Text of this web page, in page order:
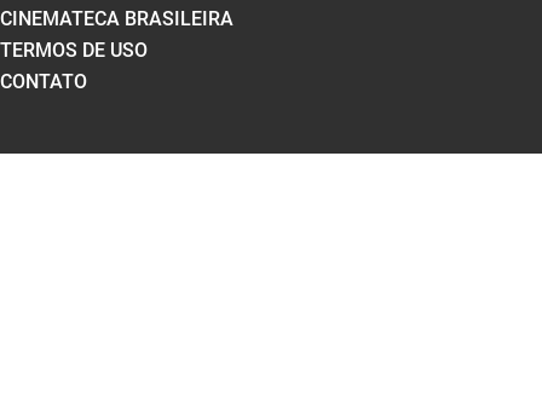
CINEMATECA BRASILEIRA
TERMOS DE USO
CONTATO